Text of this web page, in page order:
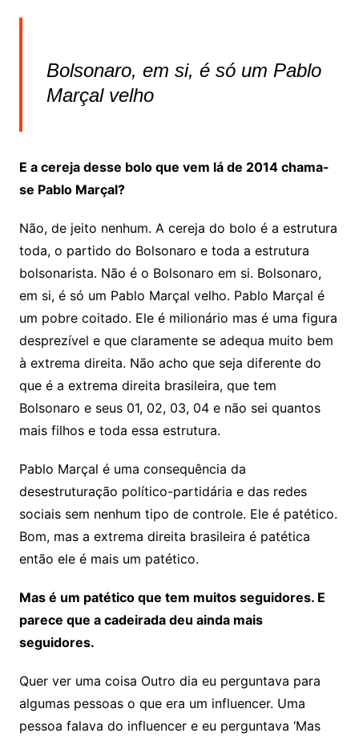
Bolsonaro, em si, é só um Pablo
Marçal velho
E a cereja desse bolo que vem lá de 2014 chama-
se Pablo Marçal?
Não, de jeito nenhum. A cereja do bolo é a estrutura
toda, o partido do Bolsonaro e toda a estrutura
bolsonarista. Não é o Bolsonaro em si. Bolsonaro,
em si, é só um Pablo Marçal velho. Pablo Marçal é
um pobre coitado. Ele é milionário mas é uma figura
desprezível e que claramente se adequa muito bem
à extrema direita. Não acho que seja diferente do
que é a extrema direita brasileira, que tem
Bolsonaro e seus 01, 02, 03, 04 e não sei quantos
mais filhos e toda essa estrutura.
Pablo Marçal é uma consequência da
desestruturação político-partidária e das redes
sociais sem nenhum tipo de controle. Ele é patético.
Bom, mas a extrema direita brasileira é patética
então ele é mais um patético.
Mas é um patético que tem muitos seguidores. E
parece que a cadeirada deu ainda mais
seguidores.
Quer ver uma coisa Outro dia eu perguntava para
algumas pessoas o que era um influencer. Uma
pessoa falava do influencer e eu perguntava ‘Mas